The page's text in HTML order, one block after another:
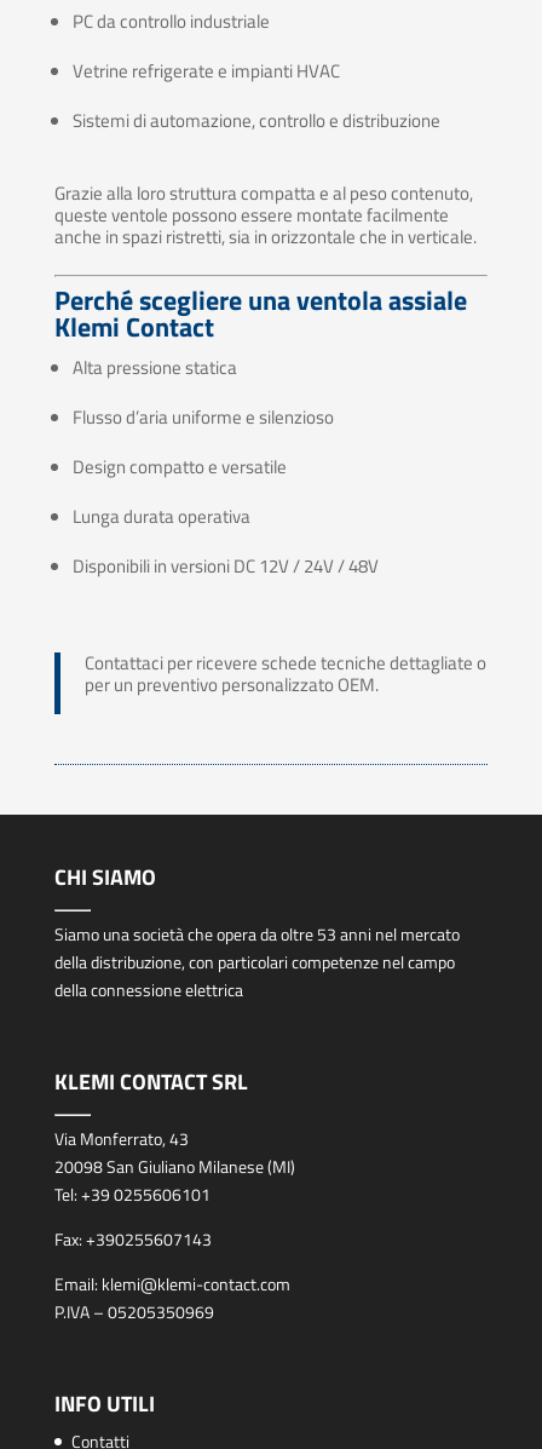
PC da controllo industriale
Vetrine refrigerate e impianti HVAC
Sistemi di automazione, controllo e distribuzione
Grazie alla loro struttura compatta e al peso contenuto,
queste ventole possono essere montate facilmente
anche in spazi ristretti, sia in orizzontale che in verticale.
Perché scegliere una ventola assiale
Klemi Contact
Alta pressione statica
Flusso d’aria uniforme e silenzioso
Design compatto e versatile
Lunga durata operativa
Disponibili in versioni DC 12V / 24V / 48V
Contattaci per ricevere schede tecniche dettagliate o
per un preventivo personalizzato OEM.
CHI SIAMO
Siamo una società che opera da oltre 53 anni nel mercato
della distribuzione, con particolari competenze nel campo
della connessione elettrica
KLEMI CONTACT SRL
Via Monferrato, 43
20098 San Giuliano Milanese (MI)
Tel:+39 0255606101
Fax:+390255607143
Email: klemi@klemi-contact.com
P.IVA – 05205350969
INFO UTILI
Contatti